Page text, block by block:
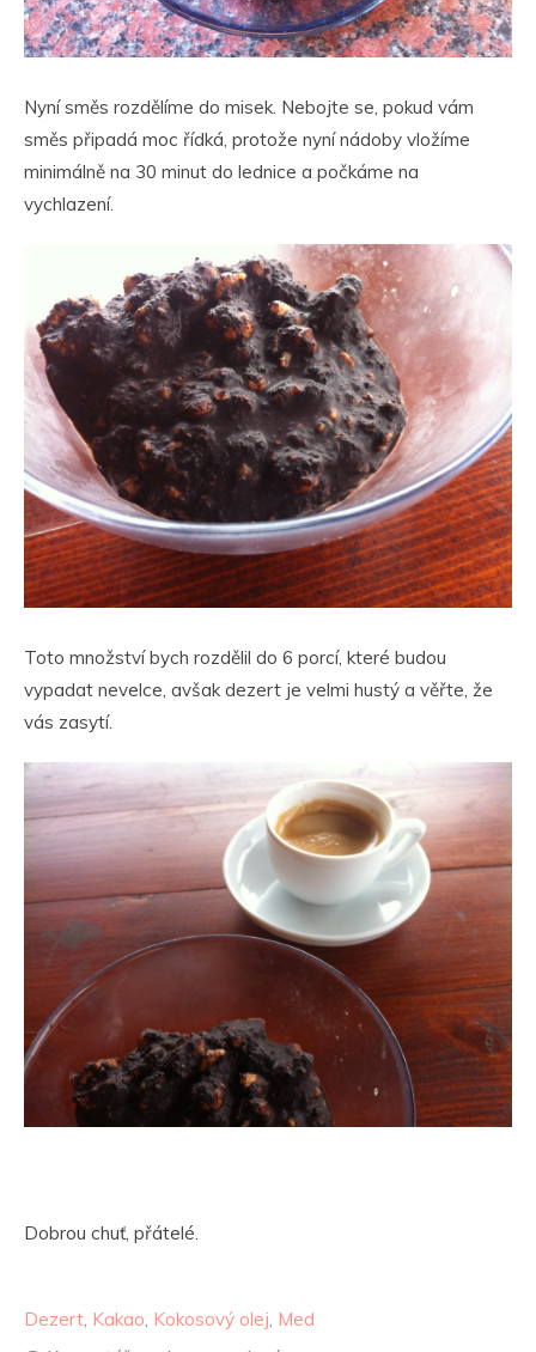
Nyní směs rozdělíme do misek. Nebojte se, pokud vám
směs připadá moc řídká, protože nyní nádoby vložíme
minimálně na 30 minut do lednice a počkáme na
vychlazení.
Toto množství bych rozdělil do 6 porcí, které budou
vypadat nevelce, avšak dezert je velmi hustý a věřte, že
vás zasytí.
Dobrou chuť, přátelé.
Dezert Kakao Kokosový olej Med